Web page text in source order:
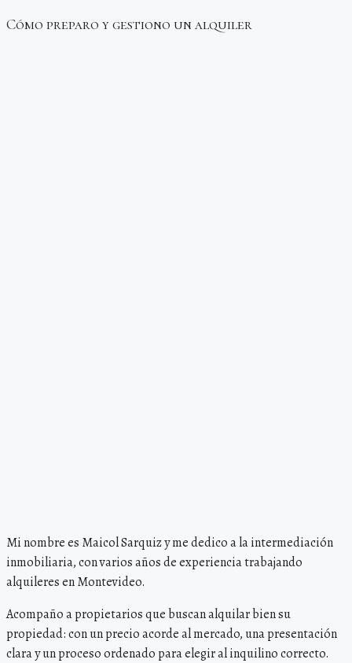
Cómo preparo y gestiono un alquiler
Mi nombre es Maicol Sarquiz y me dedico a la intermediación
inmobiliaria, con varios años de experiencia trabajando
alquileres en Montevideo.
Acompaño a propietarios que buscan alquilar bien su
propiedad: con un precio acorde al mercado, una presentación
clara y un proceso ordenado para elegir al inquilino correcto.